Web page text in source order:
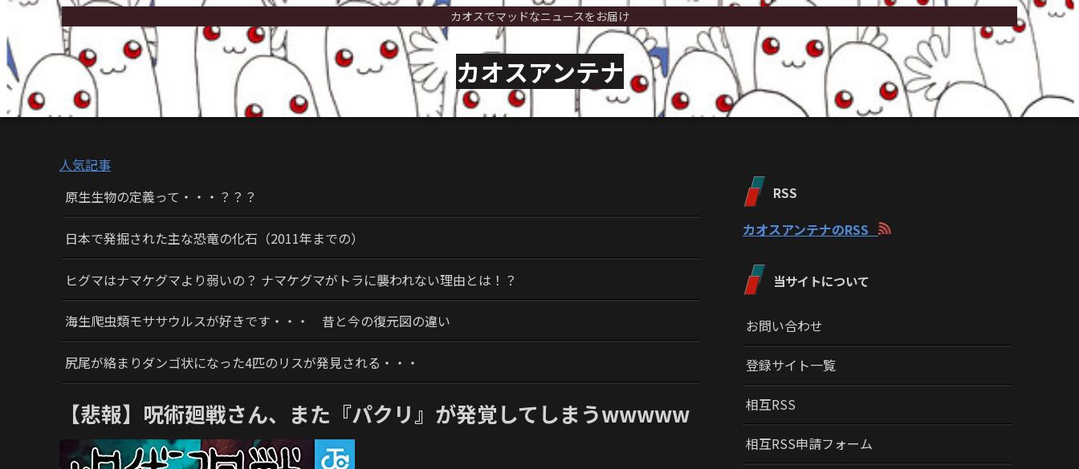
カオスでマッドなニュースをお届け
カオスアンテナ
人気記事
原生生物の定義って・・・？？？
日本で発掘された主な恐竜の化石（2011年までの）
ヒグマはナマケグマより弱いの？ ナマケグマがトラに襲われない理由とは！？
海生爬虫類モササウルスが好きです・・・ 昔と今の復元図の違い
尻尾が絡まりダンゴ状になった4匹のリスが発見される・・・
【悲報】呪術廻戦さん、また『パクリ』が発覚してしまうwwwww
RSS
カオスアンテナのRSS
当サイトについて
お問い合わせ
登録サイト一覧
相互RSS
相互RSS申請フォーム